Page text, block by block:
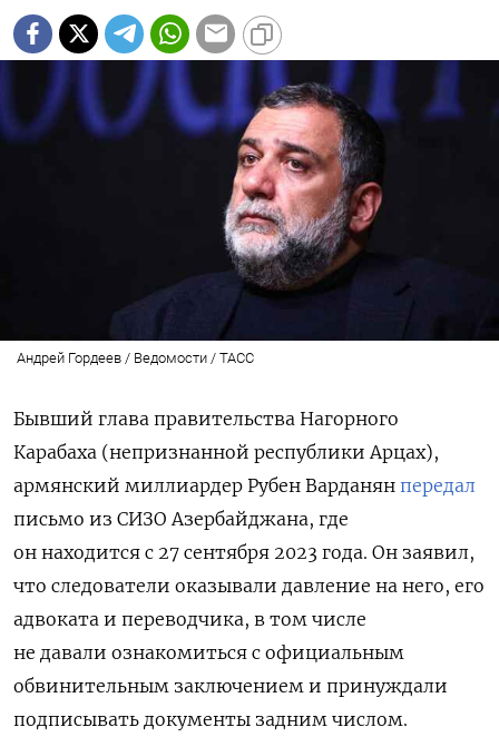
Андрей Гордеев / Ведомости / ТАСС
Бывший глава правительства Нагорного
Карабаха (непризнанной республики Арцах),
армянский миллиардер Рубен Варданян передал
письмо из СИЗО Азербайджана, где
он находится с 27 сентября 2023 года. Он заявил,
что следователи оказывали давление на него, его
адвоката и переводчика, в том числе
не давали ознакомиться с официальным
обвинительным заключением и принуждали
подписывать документы задним числом.